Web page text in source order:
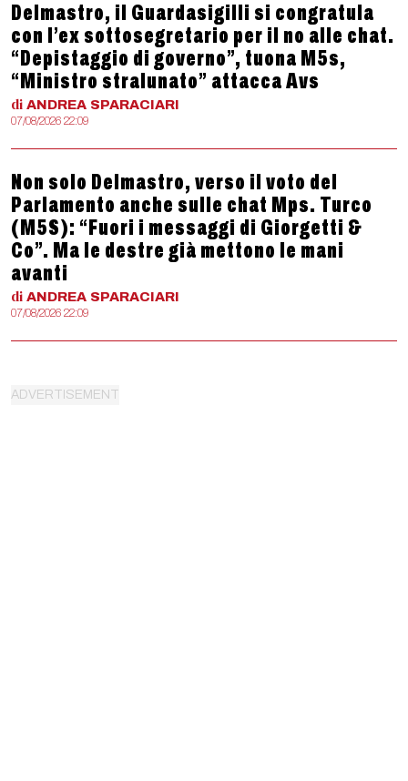
Delmastro, il Guardasigilli si congratula
con l’ex sottosegretario per il no alle chat.
“Depistaggio di governo”, tuona M5s,
“Ministro stralunato” attacca Avs
di ANDREA SPARACIARI
07/08/2026 22:09
Non solo Delmastro, verso il voto del
Parlamento anche sulle chat Mps. Turco
(M5S): “Fuori i messaggi di Giorgetti &
Co”. Ma le destre già mettono le mani
avanti
di ANDREA SPARACIARI
07/08/2026 22:09